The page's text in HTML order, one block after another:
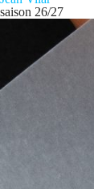
saison 26/27